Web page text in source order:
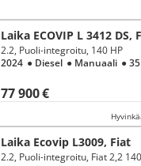
Laika ECOVIP L 3412 DS,
77 900 €
2.2, Puoli-integroitu, 140 HP
2024 ● Diesel ● Manuaali ●
Laika Ecovip L3009, Fiat
2.2, Puoli-integroitu, Fiat 2,2 140